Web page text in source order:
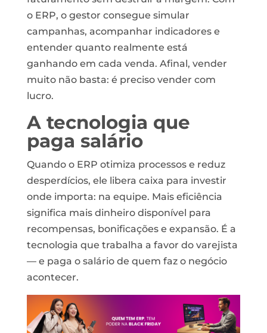
o ERP, o gestor consegue simular
campanhas, acompanhar indicadores e
entender quanto realmente está
ganhando em cada venda. Afinal, vender
muito não basta: é preciso vender com
lucro.
A tecnologia que
paga salário
Quando o ERP otimiza processos e reduz
desperdícios, ele libera caixa para investir
onde importa: na equipe. Mais eficiência
significa mais dinheiro disponível para
recompensas, bonificações e expansão. É a
tecnologia que trabalha a favor do varejista
— e paga o salário de quem faz o negócio
acontecer.